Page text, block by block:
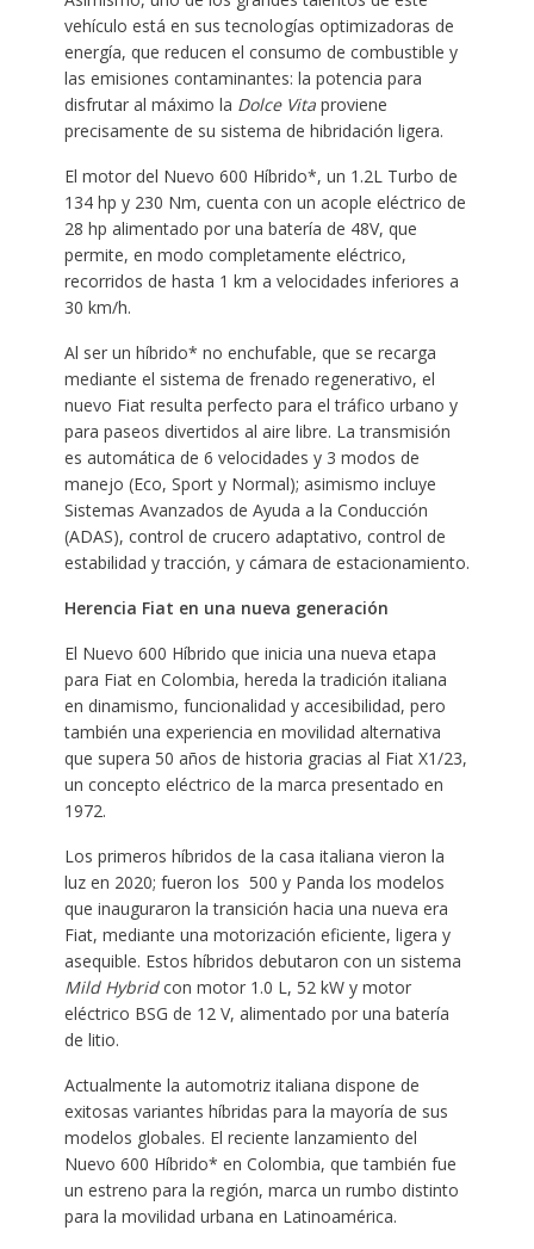
vehículo está en sus tecnologías optimizadoras de
energía, que reducen el consumo de combustible y
las emisiones contaminantes: la potencia para
disfrutar al máximo la Dolce Vitaproviene
precisamente de su sistema de hibridación ligera.
El motor del Nuevo 600 Híbrido*, un 1.2L Turbo de
134 hp y 230 Nm, cuenta con un acople eléctrico de
28 hp alimentado por una batería de 48V, que
permite, en modo completamente eléctrico,
recorridos de hasta 1 km a velocidades inferiores a
30 km/h.
Al ser un híbrido* no enchufable, que se recarga
mediante el sistema de frenado regenerativo, el
nuevo Fiat resulta perfecto para el tráfico urbano y
para paseos divertidos al aire libre. La transmisión
es automática de 6 velocidades y 3 modos de
manejo (Eco, Sport y Normal); asimismo incluye
Sistemas Avanzados de Ayuda a la Conducción
(ADAS), control de crucero adaptativo, control de
estabilidad y tracción, y cámara de estacionamiento.
Herencia Fiat en una nueva generación
El Nuevo 600 Híbrido que inicia una nueva etapa
para Fiat en Colombia, hereda la tradición italiana
en dinamismo, funcionalidad y accesibilidad, pero
también una experiencia en movilidad alternativa
que supera 50 años de historia gracias al Fiat X1/23,
un concepto eléctrico de la marca presentado en
1972.
Los primeros híbridos de la casa italiana vieron la
luz en 2020; fueron los 500 y Panda los modelos
que inauguraron la transición hacia una nueva era
Fiat, mediante una motorización eficiente, ligera y
asequible. Estos híbridos debutaron con un sistema
Mild Hybridcon motor 1.0 L, 52 kW y motor
eléctrico BSG de 12 V, alimentado por una batería
de litio.
Actualmente la automotriz italiana dispone de
exitosas variantes híbridas para la mayoría de sus
modelos globales. El reciente lanzamiento del
Nuevo 600 Híbrido* en Colombia, que también fue
un estreno para la región, marca un rumbo distinto
para la movilidad urbana en Latinoamérica.